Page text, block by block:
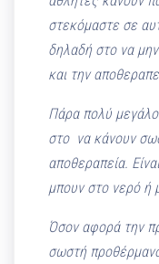
στεκόμαστε σε
δηλαδή στο να
και την
Πάρα πολύ μεγάλο
στο να κάνουν
αποθεραπεία.
μπουν στο νερό ή
Όσον αφορά την
σωστή